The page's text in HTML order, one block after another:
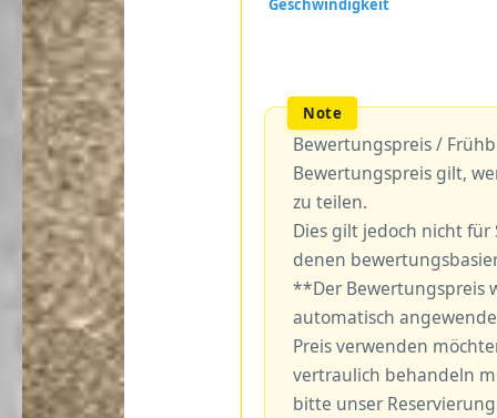
Bewertungspreis /
Bewertungspreis gilt,
zu teilen.
Dies gilt jedoch nicht
denen
**Der Bewertungspreis
automatisch
Preis verwenden
vertraulich behandeln
bitte unser